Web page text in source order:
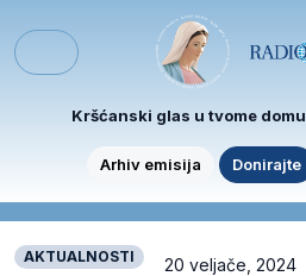
Menu
Kršćanski glas u tvome domu
Arhiv emisija Donirajte
AKTUALNOSTI 20 veljače, 2024